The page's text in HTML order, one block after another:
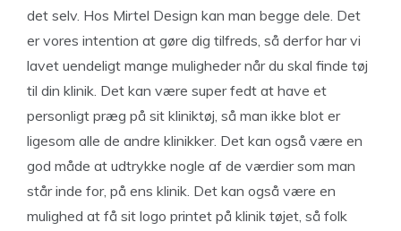
det selv. Hos Mirtel Design kan man begge dele. Det
er vores intention at gøre dig tilfreds, så derfor har vi
lavet uendeligt mange muligheder når du skal finde tøj
til din klinik. Det kan være super fedt at have et
personligt præg på sit kliniktøj, så man ikke blot er
ligesom alle de andre klinikker. Det kan også være en
god måde at udtrykke nogle af de værdier som man
står inde for, på ens klinik. Det kan også være en
mulighed at få sit logo printet på klinik tøjet, så folk